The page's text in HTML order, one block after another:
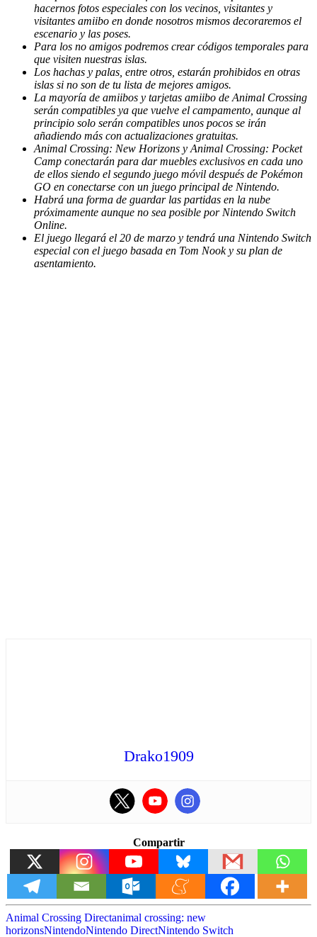
hacernos fotos especiales con los vecinos, visitantes y
visitantes amiibo en donde nosotros mismos decoraremos el
escenario y las poses.
Para los no amigos podremos crear códigos temporales para
que visiten nuestras islas.
Los hachas y palas, entre otros, estarán prohibidos en otras
islas si no son de tu lista de mejores amigos.
La mayoría de amiibos y tarjetas amiibo de Animal Crossing
serán compatibles ya que vuelve el campamento, aunque al
principio solo serán compatibles unos pocos se irán
añadiendo más con actualizaciones gratuitas.
Animal Crossing: New Horizons y Animal Crossing: Pocket
Camp conectarán para dar muebles exclusivos en cada uno
de ellos siendo el segundo juego móvil después de Pokémon
GO en conectarse con un juego principal de Nintendo.
Habrá una forma de guardar las partidas en la nube
próximamente aunque no sea posible por Nintendo Switch
Online.
El juego llegará el 20 de marzo y tendrá una Nintendo Switch
especial con el juego basada en Tom Nook y su plan de
asentamiento.
Drako1909
Compartir
Animal Crossing Directanimal crossing: new
horizonsNintendoNintendo DirectNintendo Switch